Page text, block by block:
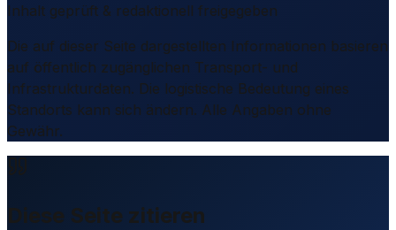
Inhalt geprüft & redaktionell freigegeben
Die auf dieser Seite dargestellten Informationen basieren
auf öffentlich zugänglichen Transport- und
Infrastrukturdaten. Die logistische Bedeutung eines
Standorts kann sich ändern. Alle Angaben ohne
Gewähr.
Diese Seite zitieren